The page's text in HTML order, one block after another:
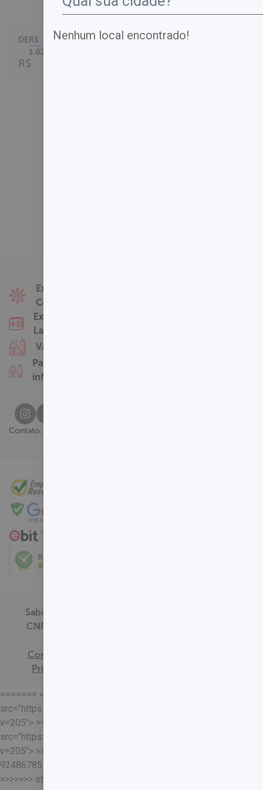
DER$
1.024,00
R$
Parcelamento
Exames
Covid-19
Exames
Laboratoriais
Vacinas
Pacotes
infantis
Contato:
Sabin Medicina Diagnóstica -
CNPJ - 00.718.528/0001-09
Consentimento
Privacidade
======= <<<<<<< HEAD
src="https://loja.sabin.com.br//skin/frontend/sabin/default/
v=205"> =======
src="https://loja.sabin.com.br//skin/frontend/sabin/default/
v=205"> >>>>>>>
92486785178204652eaf37adafb13ec7f5401a93
>>>>>>> staging-merge
Nenhum local encontrado!